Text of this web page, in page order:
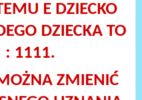
E DZIECKO
DZIECKA TO
: 1111.
ZMIENIĆ